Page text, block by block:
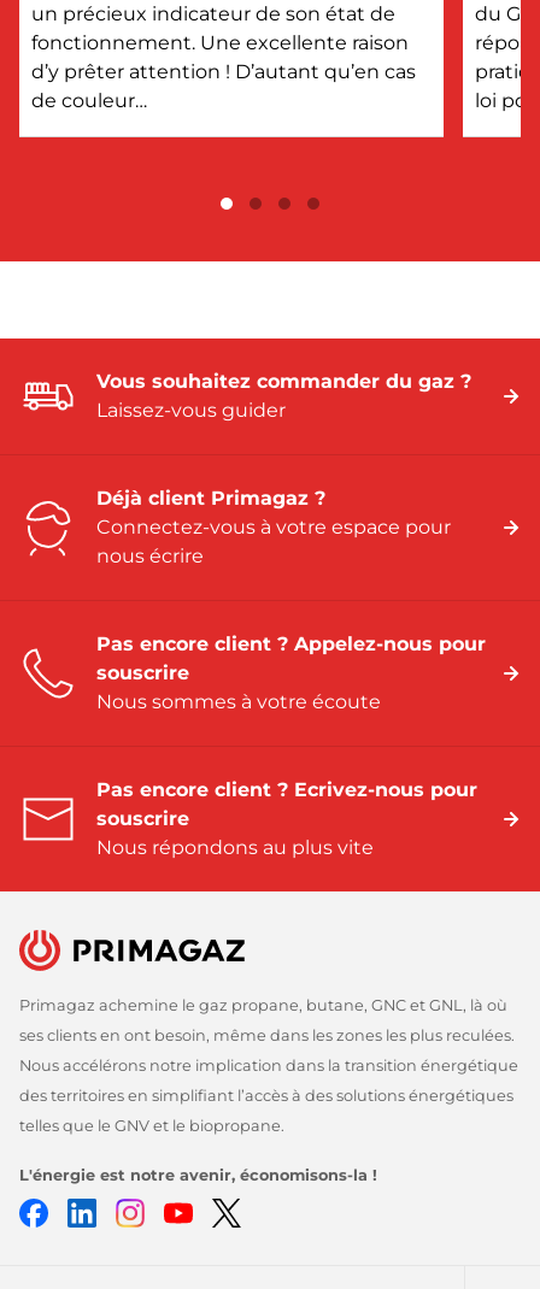
un précieux indicateur de son état de
fonctionnement. Une excellente raison
d’y prêter attention ! D’autant qu’en cas
de couleur…
du
loi
Vous souhaitez commander du gaz ?
Laissez-vous guider
Déjà client Primagaz ?
Connectez-vous à votre espace pour
nous écrire
Pas encore client ? Appelez-nous pour
souscrire
Nous sommes à votre écoute
Pas encore client ? Ecrivez-nous pour
souscrire
Nous répondons au plus vite
Primagaz achemine le gaz propane, butane, GNC et GNL, là où
ses clients en ont besoin, même dans les zones les plus reculées.
Nous accélérons notre implication dans la transition énergétique
des territoires en simplifiant l’accès à des solutions énergétiques
telles que le GNV et le biopropane.
L'énergie est notre avenir, économisons-la !
FacebookLinkedInInstagram
Youtube